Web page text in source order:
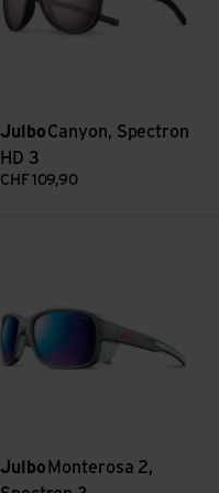
JulboCanyon, Spectron
HD 3
CHF 109,90
Julbo Monterosa 2,